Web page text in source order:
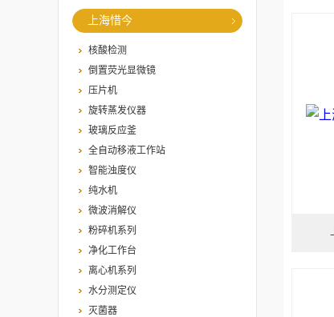
上海惜今
核酸检测
倒置荧光显微镜
压片机
旋转蒸发仪器
玻璃反应釜
全自动移液工作站
智能浊度仪
纯水机
微波消解仪
粉碎机系列
净化工作台
离心机系列
水分测定仪
灭菌器